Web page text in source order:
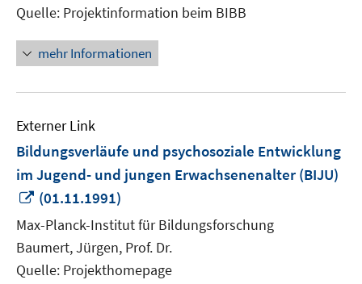
Quelle: Projektinformation beim BIBB
mehr Informationen
Externer Link
Bildungsverläufe und psychosoziale Entwicklung
im Jugend- und jungen Erwachsenenalter (BIJU)
In
neuem
Fenster
öffnen
(01.11.1991)
Max-Planck-Institut für Bildungsforschung
Baumert, Jürgen, Prof. Dr.
Quelle: Projekthomepage